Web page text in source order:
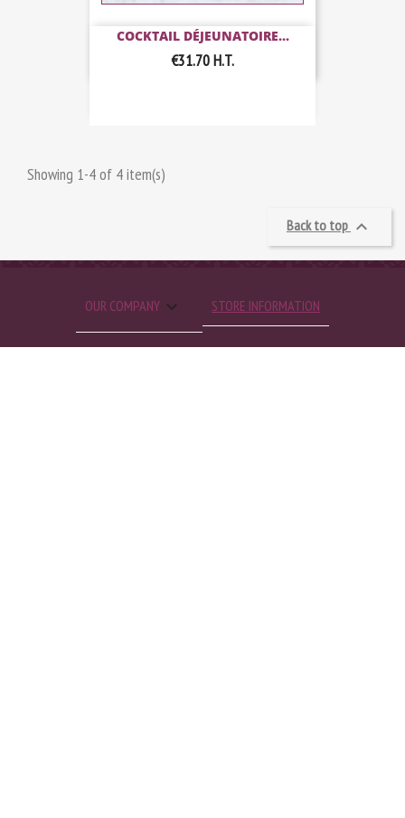
COCKTAIL DÉJEUNATOIRE...
€31.70H.T.
Showing 1-4 of 4 item(s)
Back to top 
OUR COMPANY  STORE INFORMATION